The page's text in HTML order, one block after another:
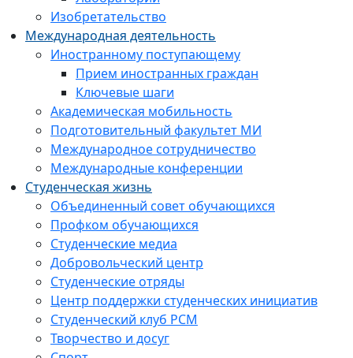
Изобретательство
Международная деятельность
Иностранному поступающему
Прием иностранных граждан
Ключевые шаги
Академическая мобильность
Подготовительный факультет МИ
Международное сотрудничество
Международные конференции
Студенческая жизнь
Объединенный совет обучающихся
Профком обучающихся
Студенческие медиа
Добровольческий центр
Студенческие отряды
Центр поддержки студенческих инициатив
Студенческий клуб РСМ
Творчество и досуг